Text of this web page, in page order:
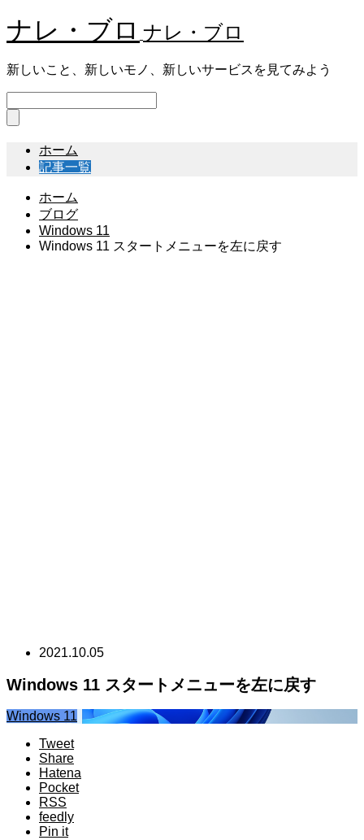
ナレ・ブロ ナレ・ブロ
新しいこと、新しいモノ、新しいサービスを見てみよう
ホーム
記事一覧
ホーム
ブログ
Windows 11
Windows 11 スタートメニューを左に戻す
2021.10.05
Windows 11 スタートメニューを左に戻す
Windows 11
Tweet
Share
Hatena
Pocket
RSS
feedly
Pin it